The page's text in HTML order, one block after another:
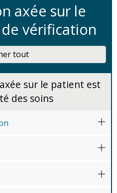
axée sur le
vérification
tout
sur le patient est
des soins